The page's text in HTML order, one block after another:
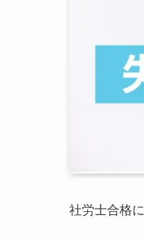
社労士合格